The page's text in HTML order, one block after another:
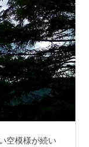
空模様が続い